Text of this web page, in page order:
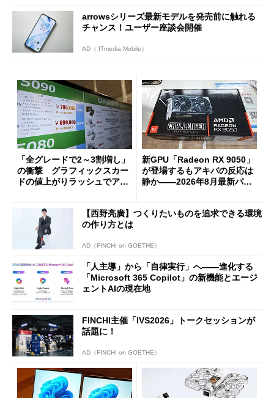
arrowsシリーズ最新モデルを発売前に触れる
チャンス！ユーザー座談会開催
AD（ ITmedia Mobile）
「全グレードで2～3割増し」
の衝撃 グラフィックスカー
ドの値上がりラッシュでアキ
新GPU「Radeon RX 9050」
が登場するもアキバの反応は
静か――2026年8月最新パー
【西野亮廣】つくりたいものを追求できる環境
の作り方とは
AD（FINCHI on GOETHE）
「人主導」から「自律実行」へ――進化する
「Microsoft 365 Copilot」の新機能とエージ
ェントAIの現在地
FINCHI主催「IVS2026」トークセッションが
話題に！
AD（FINCHI on GOETHE）